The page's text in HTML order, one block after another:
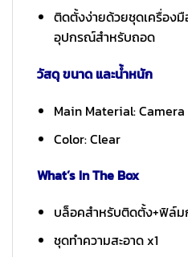
ติดตั้งง่ายด้วยชุดเครื่อง
อุปกรณ์สำหรับถอด
วัสดุ ขนาด และน้ำหนัก
Main Material:
Color: Clear
What’s In The Box
บล็อคสำหรับติดตั้ง+ฟิล์ม
ชุดทำความสะอาด x1